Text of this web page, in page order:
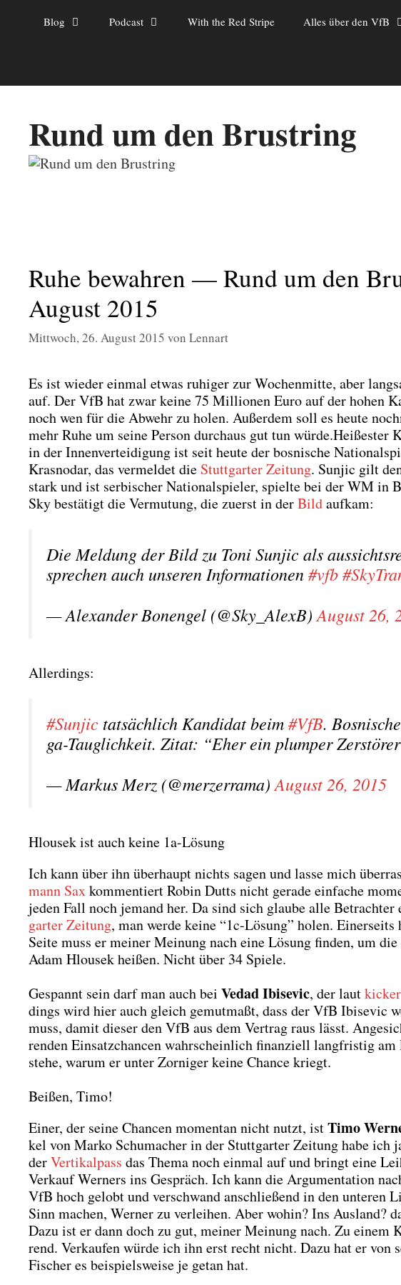
Blog Podcast With the Red Stripe Alles über den VfB
Rund um den Brustring
Ruhe bewahren — Rund um den
August 2015
Mittwoch, 26. August 2015 von Lennart
Es ist wie­der ein­mal etwas ruhi­ger zur Wochen­mit­te, aber
auf. Der VfB hat zwar kei­ne 75 Mil­lio­nen Euro auf der hohen
noch wen für die Abwehr zu holen. Außer­dem soll es heu­te
mehr Ruhe um sei­ne Per­son durch­aus gut tun wür­de.Hei­ßes­ter
in der Innen­ver­tei­di­gung ist seit heu­te der bos­ni­sche
Kras­no­dar, das ver­mel­det die Stutt­gar­ter Zei­tung. Sun­jic gilt
stark und ist ser­bi­scher Natio­nal­spie­ler, spiel­te bei der WM in
Sky bestä­tigt die Ver­mu­tung, die zuerst in derBildauf­kam:
Die Mel­dung der Bild zu Toni Sun­jic als
spre­chen auch unse­ren Infor­ma­tio­nen#vfb
— Alex­an­der Bonen­gel (@Sky_AlexB) August 26,
Aller­dings:
#Sun­jic tat­säch­lich Kan­di­dat beim#VfB.
ga-Taug­lich­keit. Zitat: “Eher ein plum­per
— Mar­kus Merz (@merzerrama) August 26, 2015
Hlousek ist auch keine 1a-Lösung
Ich kann über ihn über­haupt nichts sagen und las­se mich
mann Saxkom­men­tiert Robin Dutts nicht gera­de ein­fa­che
jeden Fall noch jemand her. Da sind sich glau­be alle
gar­ter Zei­tung, man wer­de kei­ne “1c-Lösung” holen.
Sei­te muss er mei­ner Mei­nung nach eine Lösung fin­den, um
Adam Hlou­sek hei­ßen. Nicht über 34 Spie­le.
Gespannt sein darf man auch bei Vedad Ibi­se­vic, der lautkicker
dings wird hier auch gleich gemut­maßt, dass der VfB Ibi­se­vic
muss, damit die­ser den VfB aus dem Ver­trag raus lässt.
ren­den Ein­satz­chan­cen wahr­schein­lich finan­zi­ell lang­fris­tig
ste­he, war­um er unter Zor­ni­ger kei­ne Chan­ce kriegt.
Beißen, Timo!
Einer, der sei­ne Chan­cen momen­tan nicht nutzt, istTimo
kel von Mar­ko Schu­ma­cher in der Stutt­gar­ter Zei­tung habe ich
derVer­ti­kal­pass das The­ma noch ein­mal auf und bringt eine
Ver­kauf Wer­ners ins Gespräch. Ich kann die Argu­men­ta­ti­on
VfB hoch gelobt und ver­schwand anschlie­ßend in den
Sinn machen, Wer­ner zu ver­lei­hen. Aber wohin? Ins Aus­land?
Dazu ist er dann doch zu gut, mei­ner Mei­nung nach. Zu
rend. Ver­kau­fen wür­de ich ihn erst recht nicht. Dazu hat er von
Fischer es bei­spiels­wei­se je getan hat.